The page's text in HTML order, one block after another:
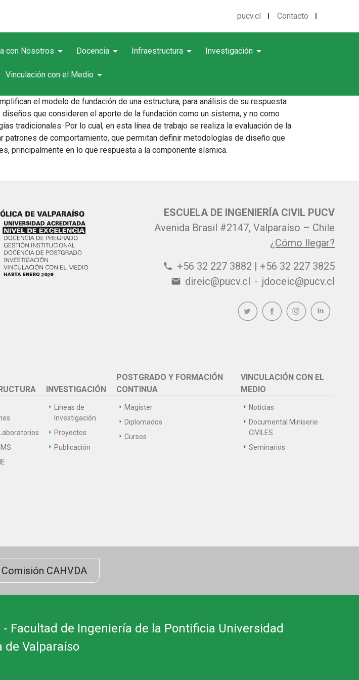
pucv.cl Contacto
con Nosotros arrow_drop_down Docencia arrow_drop_down Infraestructura arrow_drop_down Investigación arrow_drop_down
Vinculación con el Medio arrow_drop_down
el modelo de fundación de una estructura, para análisis de su respuesta
que consideren el aporte de la fundación como un sistema, y no como
tradicionales. Por lo cual, en esta línea de trabajo se realiza la evaluación de la
de comportamiento, que permitan definir metodologías de diseño que
principalmente en lo que respuesta a la componente sísmica.
ESCUELA DE INGENIERÍA CIVIL PUCV
Avenida Brasil #2147, Valparaíso – Chile
¿Cómo llegar?
phone +56 32 227 3882 | +56 32 227 3825
email direic@pucv.cl - jdoceic@pucv.cl
INVESTIGACIÓN
Líneas de
Investigación
Proyectos
Publicación
POSTGRADO Y FORMACIÓN
CONTINUA
Magíster
Diplomados
Cursos
VINCULACIÓN CON EL
MEDIO
Noticias
Documental Miniserie
CIVILES
Seminarios
Comisión CAHVDA
Facultad de Ingeniería de la Pontificia Universidad
de Valparaíso